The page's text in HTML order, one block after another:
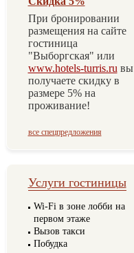
При бронировании
размещения на сайте
гостиница
"Выборгская" или
www.hotels-turris.ru вы
получаете скидку в
размере 5% на
проживание!
все спецпредложения
Услуги гостиницы
Wi-Fi в зоне лобби на
первом этаже
Вызов такси
Побудка